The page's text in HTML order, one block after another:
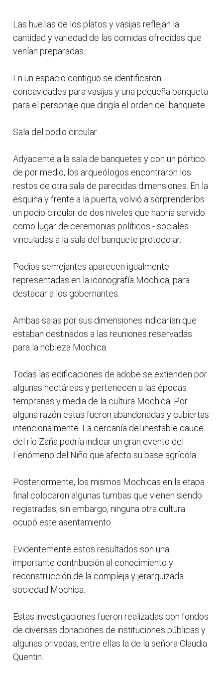
Las huellas de los platos y vasijas reflejan la
cantidad y variedad de las comidas ofrecidas que
venían preparadas.
En un espacio contiguo se identificaron
concavidades para vasijas y una pequeña banqueta
para el personaje que dirigía el orden del banquete.
Sala del podio circular
Adyacente a la sala de banquetes y con un pórtico
de por medio, los arqueólogos encontraron los
restos de otra sala de parecidas dimensiones. En la
esquina y frente a la puerta, volvió a sorprenderlos
un podio circular de dos niveles que habría servido
como lugar de ceremonias políticos - sociales
vinculadas a la sala del banquete protocolar.
Podios semejantes aparecen igualmente
representadas en la iconografía Mochica, para
destacar a los gobernantes.
Ambas salas por sus dimensiones indicarían que
estaban destinados a las reuniones reservadas
para la nobleza Mochica.
Todas las edificaciones de adobe se extienden por
algunas hectáreas y pertenecen a las épocas
tempranas y media de la cultura Mochica. Por
alguna razón estas fueron abandonadas y cubiertas
intencionalmente. La cercanía del inestable cauce
del río Zaña podría indicar un gran evento del
Fenómeno del Niño que afecto su base agrícola.
Posteriormente, los mismos Mochicas en la etapa
final colocaron algunas tumbas que vienen siendo
registradas; sin embargo, ninguna otra cultura
ocupó este asentamiento.
Evidentemente estos resultados son una
importante contribución al conocimiento y
reconstrucción de la compleja y jerarquizada
sociedad Mochica.
Estas investigaciones fueron realizadas con fondos
de diversas donaciones de instituciones públicas y
algunas privadas, entre ellas la de la señora Claudia
Quentin.